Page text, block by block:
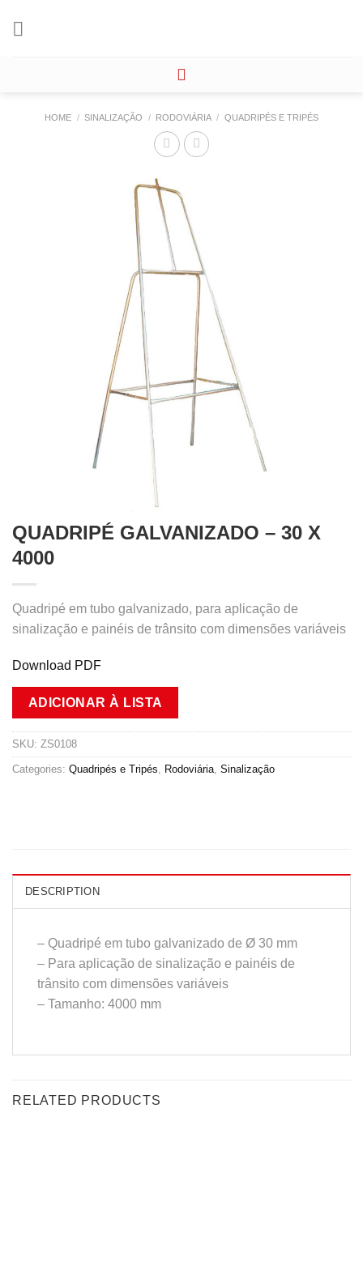
HOME / SINALIZAÇÃO / RODOVIÁRIA / QUADRIPÉS E TRIPÉS
QUADRIPÉ GALVANIZADO – 30 X
4000
Quadripé em tubo galvanizado, para aplicação de
sinalização e painéis de trânsito com dimensões variáveis
Download PDF
ADICIONAR À LISTA
SKU: ZS0108
Categories: Quadripés e Tripés Rodoviária Sinalização
DESCRIPTION
– Quadripé em tubo galvanizado de Ø 30 mm
– Para aplicação de sinalização e painéis de
trânsito com dimensões variáveis
– Tamanho: 4000 mm
RELATED PRODUCTS